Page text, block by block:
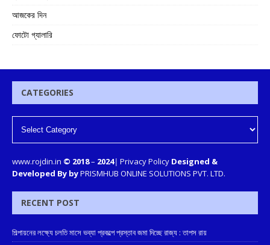
আজকের দিন
ফোটো গ্যালারি
CATEGORIES
www.rojdin.in © 2018– 2024| Privacy Policy Designed &
Developed By byPRISMHUB ONLINE SOLUTIONS PVT. LTD.
RECENT POST
শিল্পায়নের লক্ষ্যে চলতি মাসে ভব্যা প্রকল্পে প্রস্তাব জমা দিচ্ছে রাজ্য : তাপস রায়